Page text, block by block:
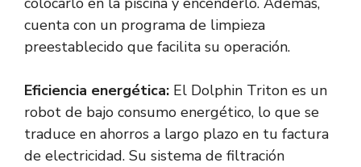
cuenta con un programa de limpieza
preestablecido que facilita su operación.
Eficiencia energética: El Dolphin Triton es un
robot de bajo consumo energético, lo que se
traduce en ahorros a largo plazo en tu factura
de electricidad. Su sistema de filtración